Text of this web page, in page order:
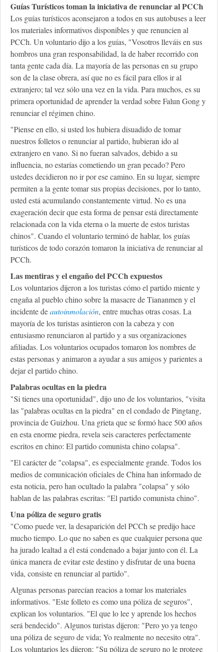
Guías Turísticos toman la iniciativa de renunciar al PCCh
Los guías turísticos aconsejaron a todos en sus autobuses a leer
los materiales informativos disponibles y que renuncien al
PCCh. Un voluntario dijo a los guías, "Vosotros lleváis en sus
hombros una gran responsabilidad, la de haber recorrido con
tanta gente cada día. La mayoría de las personas en su grupo
son de la clase obrera, así que no es fácil para ellos ir al
extranjero; tal vez sólo una vez en la vida. Para muchos, es su
primera oportunidad de aprender la verdad sobre Falun Gong y
renunciar el régimen chino.
"Piense en ello, si usted los hubiera disuadido de tomar
nuestros folletos o renunciar al partido, hubieran ido al
extranjero en vano. Si no fueran salvados, debido a su
influencia, no estarías cometiendo un gran pecado? Pero
ustedes decidieron no ir por ese camino. En su lugar, siempre
permiten a la gente tomar sus propias decisiones, por lo tanto,
usted está acumulando constantemente virtud. No es una
exageración decir que esta forma de pensar está directamente
relacionada con la vida eterna o la muerte de estos turistas
chinos". Cuando el voluntario terminó de hablar, los guías
turísticos de todo corazón tomaron la iniciativa de renunciar al
PCCh.
Las mentiras y el engaño del PCCh expuestos
Los voluntarios dijeron a los turistas cómo el partido miente y
engaña al pueblo chino sobre la masacre de Tiananmen y el
incidente deautoinmolación, entre muchas otras cosas. La
mayoría de los turistas asintieron con la cabeza y con
entusiasmo renunciaron al partido y a sus organizaciones
afiliadas. Los voluntarios ocupados tomaron los nombres de
estas personas y animaron a ayudar a sus amigos y parientes a
dejar el partido chino.
Palabras ocultas en la piedra
"Si tienes una oportunidad", dijo uno de los voluntarios, "visita
las "palabras ocultas en la piedra" en el condado de Pingtang,
provincia de Guizhou. Una grieta que se formó hace 500 años
en esta enorme piedra, revela seis caracteres perfectamente
escritos en chino: El partido comunista chino colapsa".
"El carácter de "colapsa", es especialmente grande. Todos los
medios de comunicación oficiales de China han informado de
esta noticia, pero han ocultado la palabra "colapsa" y sólo
hablan de las palabras escritas: "El partido comunista chino".
Una póliza de seguro gratis
"Como puede ver, la desaparición del PCCh se predijo hace
mucho tiempo. Lo que no saben es que cualquier persona que
ha jurado lealtad a él está condenado a bajar junto con él. La
única manera de evitar este destino y disfrutar de una buena
vida, consiste en renunciar al partido".
Algunas personas parecían reacios a tomar los materiales
informativos. "Este folleto es como una póliza de seguros",
explican los voluntarios. "El que lo lee y aprende los hechos
será bendecido". Algunos turistas dijeron: "Pero yo ya tengo
una póliza de seguro de vida; Yo realmente no necesito otra".
Los voluntarios les dijeron: "Su póliza de seguro no le protege